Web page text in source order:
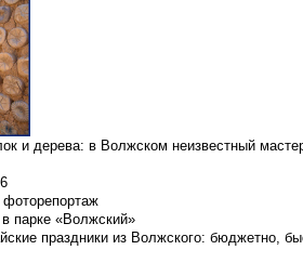
и дерева: в Волжском неизвестный
парке «Волжский»
праздники из Волжского: бюджетно,